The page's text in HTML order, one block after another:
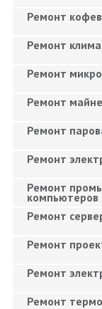
Ремонт
Ремонт
Ремонт
Ремонт
Ремонт
Ремонт
Ремонт
компьютеров
Ремонт
Ремонт
Ремонт
Ремонт